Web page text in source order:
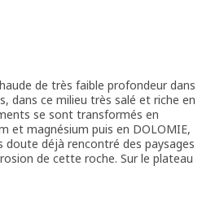
de très faible profondeur dans
dans ce milieu très salé et riche en
se sont transformés en
et magnésium puis en DOLOMIE,
doute déjà rencontré des paysages
de cette roche. Sur le plateau